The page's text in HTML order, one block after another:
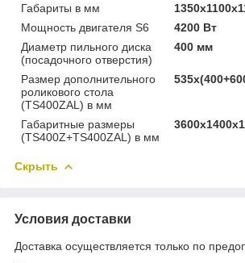
Габариты в мм
Мощность двигателя S6
4200 Вт
Диаметр пильного диска
(посадочного отверстия)
400 мм
Размер дополнительного
роликового стола
(TS400ZAL) в мм
Габаритные размеры
(TS400Z+TS400ZAL) в мм
Скрыть
Условия доставки
Доставка осуществляется только по